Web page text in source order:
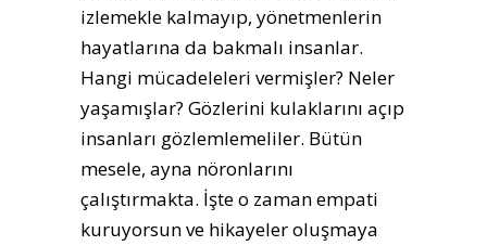
izlemekle kalmayıp, yönetmenlerin
hayatlarına da bakmalı insanlar.
Hangi mücadeleleri vermişler? Neler
yaşamışlar? Gözlerini kulaklarını açıp
insanları gözlemlemeliler. Bütün
mesele, ayna nöronlarını
çalıştırmakta. İşte o zaman empati
kuruyorsun ve hikayeler oluşmaya